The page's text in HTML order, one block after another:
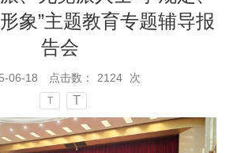
象”主题教育专题辅导报
告会
06-18 点击数： 2124 次
T T